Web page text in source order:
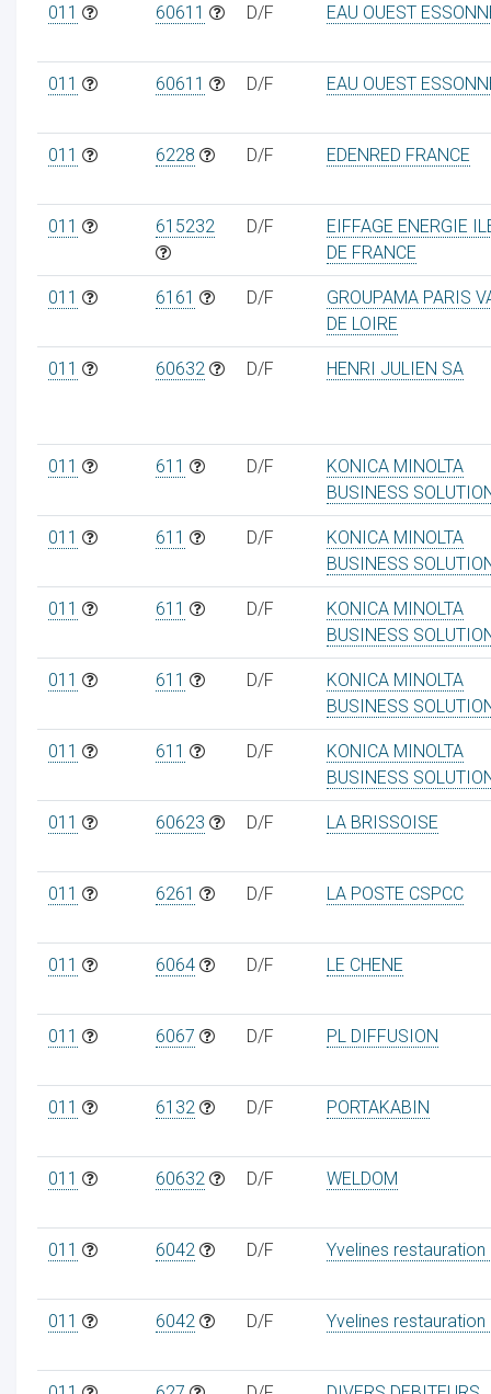
011 60611 D/F EAU OUEST
011 60611 D/F EAU OUEST
011 6228 D/F EDENRED FRANCE
011 615232 D/F
EIFFAGE ENERGIE
DE FRANCE
011 6161 D/F
GROUPAMA PARIS
DE LOIRE
011 60632 D/F HENRI JULIEN SA
011 611 D/F
KONICA MINOLTA
BUSINESS
011 611 D/F
KONICA MINOLTA
BUSINESS
011 611 D/F
KONICA MINOLTA
BUSINESS
011 611 D/F
KONICA MINOLTA
BUSINESS
011 611 D/F
KONICA MINOLTA
BUSINESS
011 60623 D/F LA BRISSOISE
011 6261 D/F LA POSTE CSPCC
011 6064 D/F LE CHENE
011 6067 D/F PL DIFFUSION
011 6132 D/F PORTAKABIN
011 60632 D/F WELDOM
011 6042 D/F Yvelines restauration
011 6042 D/F Yvelines restauration